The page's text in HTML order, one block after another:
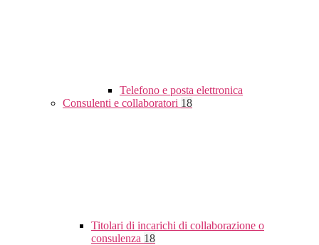
Telefono e posta elettronica
Consulenti e collaboratori 18
Titolari di incarichi di collaborazione o
consulenza 18